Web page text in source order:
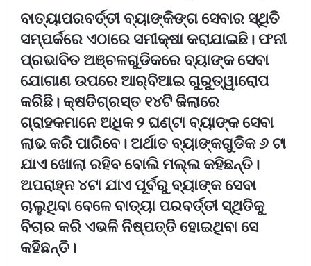
ବାତ୍ୟାପରବର୍ତ୍ତୀ ବ୍ୟାଙ୍କିଙ୍ଗ ସେବାର ସ୍ଥିତି
ସମ୍ପର୍କରେ ଏଠାରେ ସମୀକ୍ଷା କରାଯାଇଛି। ଫନୀ
ପ୍ରଭାବିତ ଅଞ୍ଚଳଗୁଡିକରେ ବ୍ୟାଙ୍କ ସେବା
ଯୋଗାଣ ଉପରେ ଆର୍‌ବିଆଇ ଗୁରୁତ୍ୱାରୋପ
କରିଛି। କ୍ଷତିଗ୍ରସ୍ତ ୧୪ଟି ଜିଲାରେ
ଗ୍ରାହକମାନେ ଅଧିକ ୨ ଘଣ୍ଟା ବ୍ୟାଙ୍କ ସେବା
ଲାଭ କରି ପାରିବେ। ଅର୍ଥାତ ବ୍ୟାଙ୍କଗୁଡିକ ୬ ଟା
ଯାଏ ଖୋଲା ରହିବ ବୋଲି ମଲ୍ଲ କହିଛନ୍ତି।
ଅପରାହ୍ନ ୪ଟା ଯାଏ ପୂର୍ବରୁ ବ୍ୟାଙ୍କ ସେବା
ଚାଲୁଥିବା ବେଳେ ବାତ୍ୟା ପରବର୍ତ୍ତୀ ସ୍ଥିତିକୁ
ବିଚାର କରି ଏଭଳି ନିଷ୍ପତ୍ତି ହୋଇଥିବା ସେ
କହିଛନ୍ତି।